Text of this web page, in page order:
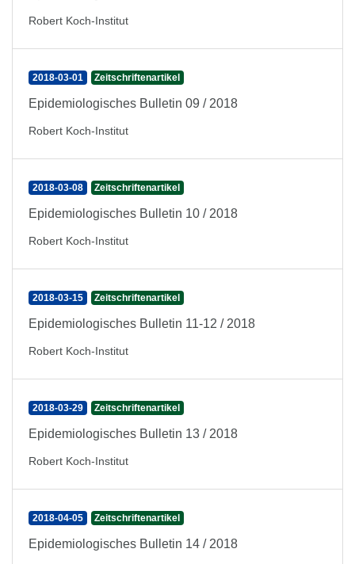
Robert Koch-Institut
2018-03-01 Zeitschriftenartikel
Epidemiologisches Bulletin 09 / 2018
Robert Koch-Institut
2018-03-08 Zeitschriftenartikel
Epidemiologisches Bulletin 10 / 2018
Robert Koch-Institut
2018-03-15 Zeitschriftenartikel
Epidemiologisches Bulletin 11-12 / 2018
Robert Koch-Institut
2018-03-29 Zeitschriftenartikel
Epidemiologisches Bulletin 13 / 2018
Robert Koch-Institut
2018-04-05 Zeitschriftenartikel
Epidemiologisches Bulletin 14 / 2018